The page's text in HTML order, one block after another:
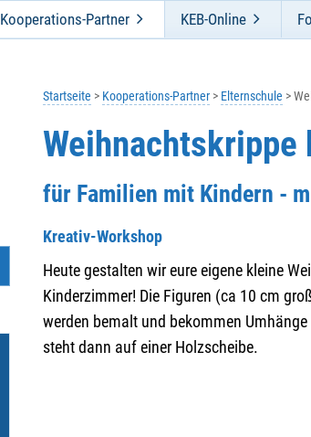
Kooperations-Partner KEB-Online
Startseite Kooperations-Partner Elternschule
Weihnachtskrippe
für Familien mit Kindern -
Kreativ-Workshop
Heute gestalten wir eure eigene kleine
Kinderzimmer! Die Figuren (ca 10 cm
werden bemalt und bekommen
steht dann auf einer Holzscheibe.